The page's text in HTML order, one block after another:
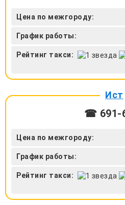
Цена по межгороду:
График работы:
Рейтинг такси:
Ист
☎ 691-
Цена по межгороду:
График работы:
Рейтинг такси: